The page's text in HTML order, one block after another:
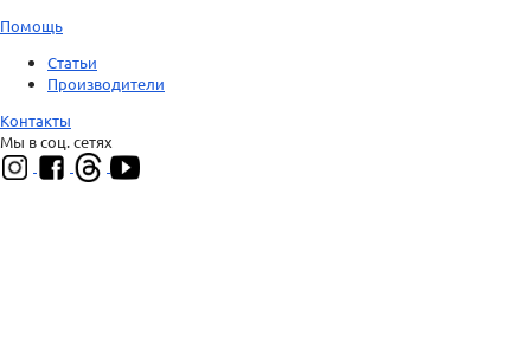
Помощь
Статьи
Производители
Контакты
Мы в соц. сетях